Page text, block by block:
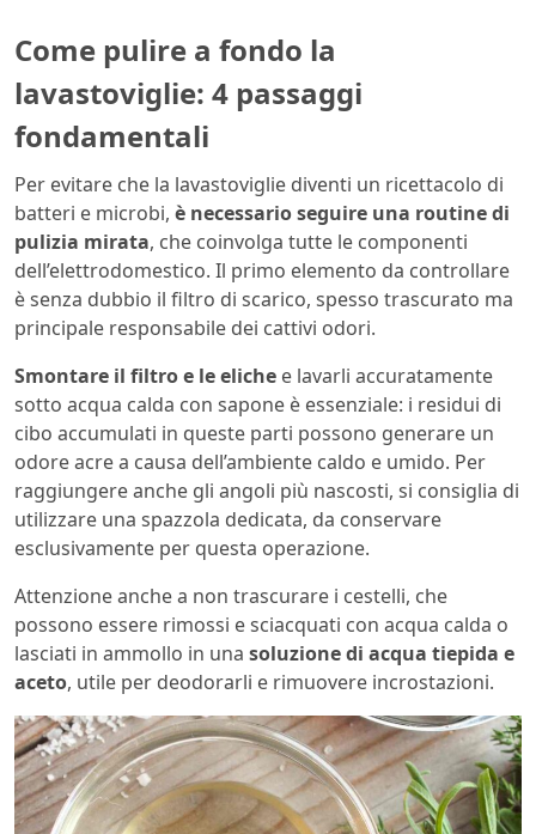
Come pulire a fondo la
lavastoviglie: 4 passaggi
fondamentali
Per evitare che la lavastoviglie diventi un ricettacolo di
batteri e microbi, è necessario seguire una routine di
pulizia mirata, che coinvolga tutte le componenti
dell’elettrodomestico. Il primo elemento da controllare
è senza dubbio il filtro di scarico, spesso trascurato ma
principale responsabile dei cattivi odori.
Smontare il filtro e le eliche e lavarli accuratamente
sotto acqua calda con sapone è essenziale: i residui di
cibo accumulati in queste parti possono generare un
odore acre a causa dell’ambiente caldo e umido. Per
raggiungere anche gli angoli più nascosti, si consiglia di
utilizzare una spazzola dedicata, da conservare
esclusivamente per questa operazione.
Attenzione anche a non trascurare i cestelli, che
possono essere rimossi e sciacquati con acqua calda o
lasciati in ammollo in una soluzione di acqua tiepida e
aceto, utile per deodorarli e rimuovere incrostazioni.